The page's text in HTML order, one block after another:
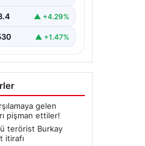
ortak
▲ +4.29%
▲ +1.47%
gelen
pişman ettiler!
terörist Burkay
itirafı